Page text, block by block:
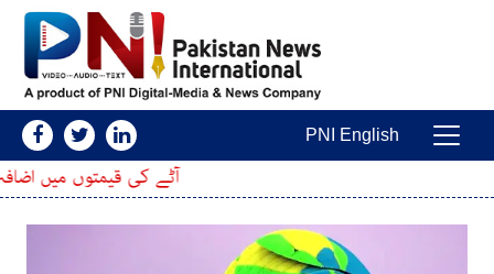
Main Navigation
PNI English
آٹے کی قیمتوں میں اضافہ، 20 کلو کا تھیلا مزید کتنا مہنگا ہوگیا؟